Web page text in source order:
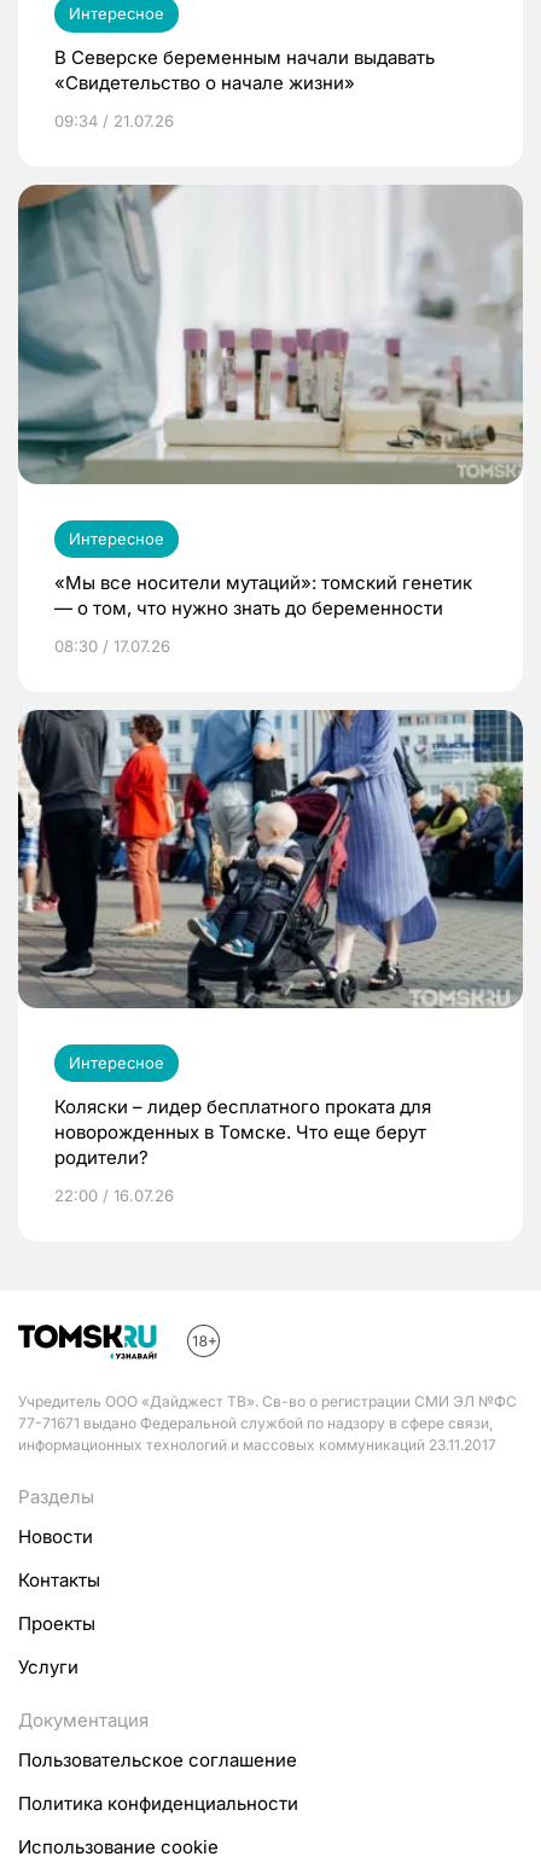
Интересное
В Северске беременным начали выдавать
«Свидетельство о начале жизни»
09:34 / 21.07.26
Интересное
«Мы все носители мутаций»: томский генетик
— о том, что нужно знать до беременности
08:30 / 17.07.26
Интересное
Коляски – лидер бесплатного проката для
новорожденных в Томске. Что еще берут
родители?
22:00 / 16.07.26
Учредитель ООО «Дайджест ТВ». Св-во о регистрации СМИ ЭЛ №ФС
77-71671 выдано Федеральной службой по надзору в сфере связи,
информационных технологий и массовых коммуникаций 23.11.2017
Разделы
Новости
Контакты
Проекты
Услуги
Документация
Пользовательское соглашение
Политика конфиденциальности
Использование cookie